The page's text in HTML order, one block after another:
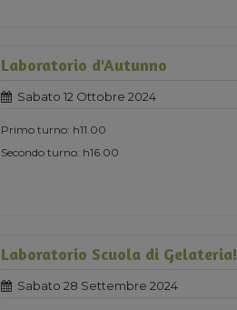
Laboratorio d'Autunno
Sabato 12 Ottobre 2024
Primo turno: h11.00
Secondo turno: h16.00
Laboratorio Scuola di Gelateria!
Sabato 28 Settembre 2024